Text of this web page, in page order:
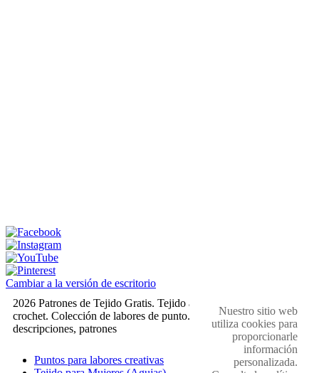
Cambiar a la versión de escritorio
2026 Patrones de Tejido Gratis. Tejido a dos agujas y
crochet. Colección de labores de punto. Muestras,
descripciones, patrones
Puntos para labores creativas
Nuestro sitio web
utiliza cookies para
proporcionarle
información
personalizada.